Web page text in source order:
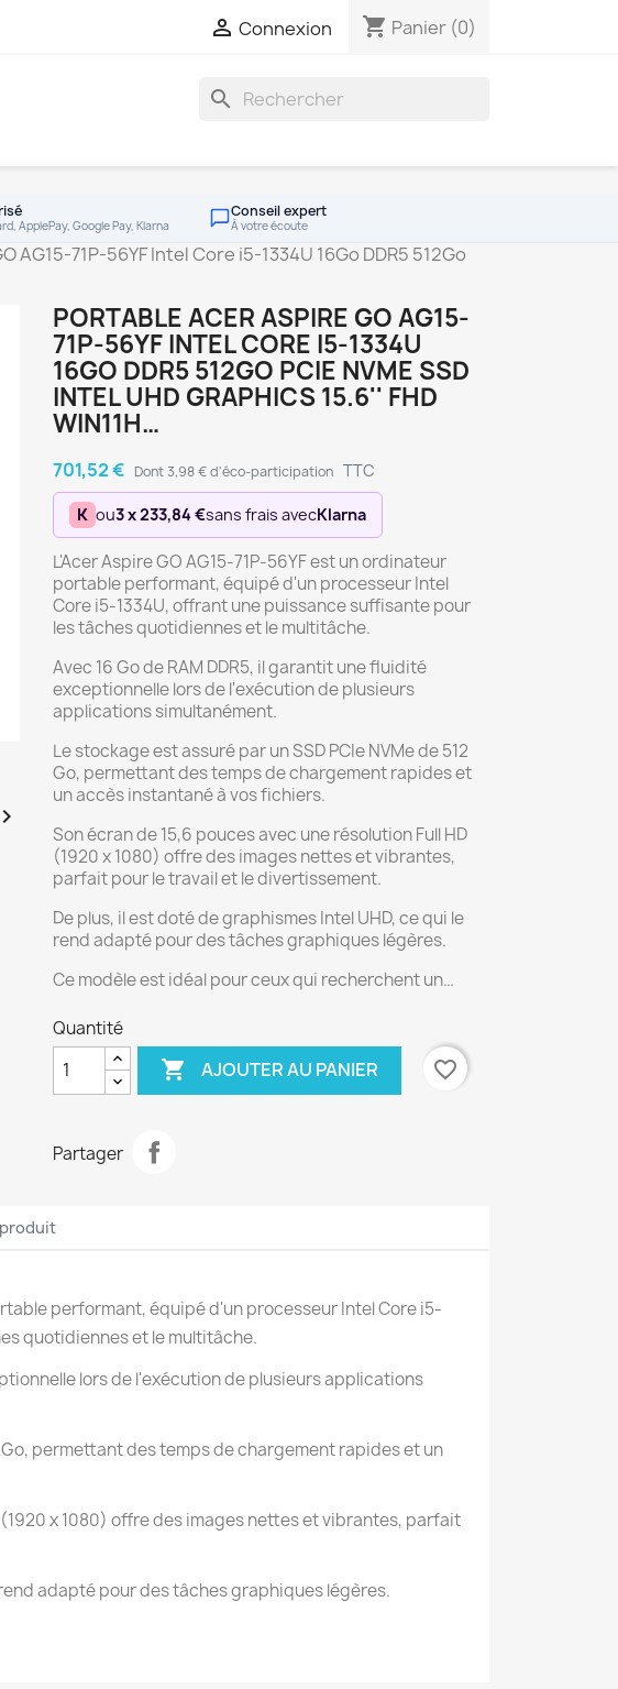
 Connexion shopping_cart Panier (0)
search
ApplePay, Google Pay, Klarna
Conseil expert
À votre écoute
AG15-71P-56YF Intel Core i5-1334U 16Go DDR5 512Go

PORTABLE ACER ASPIRE GO AG15-
71P-56YF INTEL CORE I5-1334U
16GO DDR5 512GO PCIE NVME SSD
INTEL UHD GRAPHICS 15.6'' FHD
WIN11H…
701,52 € Dont 3,98 € d'éco-participation TTC
K ou3 x 233,84 €sans frais avecKlarna
L'Acer Aspire GO AG15-71P-56YF est un ordinateur
portable performant, équipé d'un processeur Intel
Core i5-1334U, offrant une puissance suffisante pour
les tâches quotidiennes et le multitâche.
Avec 16 Go de RAM DDR5, il garantit une fluidité
exceptionnelle lors de l'exécution de plusieurs
applications simultanément.
Le stockage est assuré par un SSD PCIe NVMe de 512
Go, permettant des temps de chargement rapides et
un accès instantané à vos fichiers.
Son écran de 15,6 pouces avec une résolution Full HD
(1920 x 1080) offre des images nettes et vibrantes,
parfait pour le travail et le divertissement.
De plus, il est doté de graphismes Intel UHD, ce qui le
rend adapté pour des tâches graphiques légères.
Ce modèle est idéal pour ceux qui recherchent un…
Quantité
 AJOUTER AU PANIER favorite_border
Partager
performant, équipé d'un processeur Intel Core i5-
quotidiennes et le multitâche.
lors de l'exécution de plusieurs applications
Go, permettant des temps de chargement rapides et un
x 1080) offre des images nettes et vibrantes, parfait
adapté pour des tâches graphiques légères.